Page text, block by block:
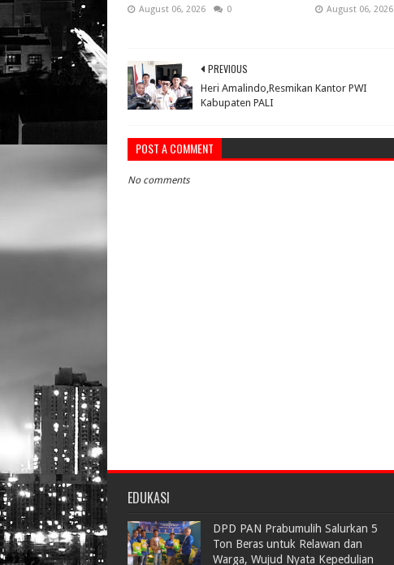
August 06, 2026 0 August 06, 2026
PREVIOUS
Heri Amalindo,Resmikan Kantor PWI
Kabupaten PALI
POST A COMMENT
No comments
EDUKASI
DPD PAN Prabumulih Salurkan 5
Ton Beras untuk Relawan dan
Warga, Wujud Nyata Kepedulian